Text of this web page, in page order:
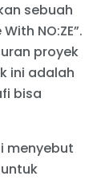
sebuah
NO:ZE”.
proyek
ini adalah
bisa
menyebut